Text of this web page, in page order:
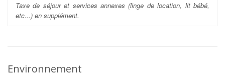
Taxe de séjour et services annexes (linge de location, lit bébé,
etc...) en supplément.
Environnement